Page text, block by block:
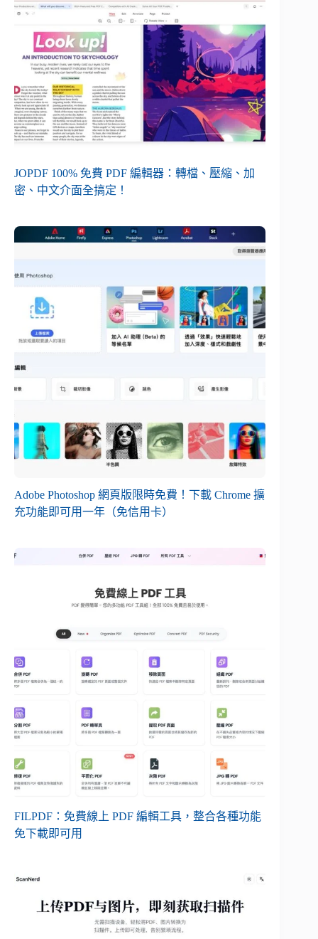
JOPDF 100% 免費 PDF 編輯器：轉檔、壓縮、加
密、中文介面全搞定！
Adobe Photoshop 網頁版限時免費！下載 Chrome 擴
充功能即可用一年（免信用卡）
FILPDF：免費線上 PDF 編輯工具，整合各種功能
免下載即可用